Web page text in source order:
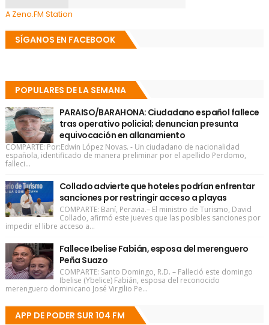
A Zeno.FM Station
SÍGANOS EN FACEBOOK
POPULARES DE LA SEMANA
PARAISO/BARAHONA: Ciudadano español fallece
tras operativo policial; denuncian presunta
equivocación en allanamiento
COMPARTE: Por:Edwin López Novas. - Un ciudadano de nacionalidad
española, identificado de manera preliminar por el apellido Perdomo,
falleci...
Collado advierte que hoteles podrían enfrentar
sanciones por restringir acceso a playas
COMPARTE: Baní, Peravia.– El ministro de Turismo, David
Collado, afirmó este jueves que las posibles sanciones por
impedir el libre acceso a...
Fallece Ibelise Fabián, esposa del merenguero
Peña Suazo
COMPARTE: Santo Domingo, R.D. – Falleció este domingo
Ibelise (Ybelice) Fabián, esposa del reconocido
merenguero dominicano José Virgilio Pe...
APP DE PODER SUR 104 FM